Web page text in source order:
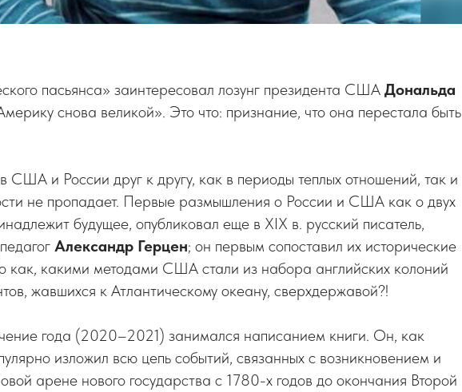
пасьянса» заинтересовал лозунг президента США Дональда
снова великой». Это что: признание, что она перестала быть
США и России друг к другу, как в периоды теплых отношений, так и
не пропадает. Первые размышления о России и США как о двух
будущее, опубликовал еще в ХIХ в. русский писатель,
Александр Герцен; он первым сопоставил их исторические
как, какими методами США стали из набора английских колоний
жавшихся к Атлантическому океану, сверхдержавой?!
года (2020–2021) занимался написанием книги. Он, как
изложил всю цепь событий, связанных с возникновением и
арене нового государства с 1780-х годов до окончания Второй